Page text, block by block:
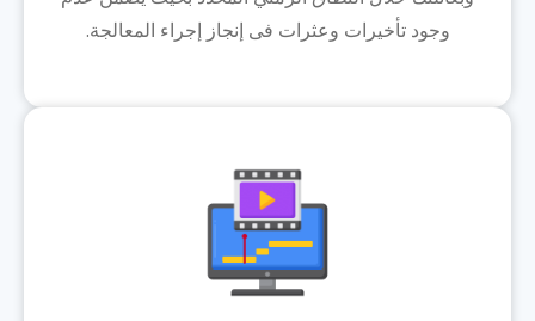
وجود تأخيرات وعثرات فى إنجاز إجراء المعالجة.